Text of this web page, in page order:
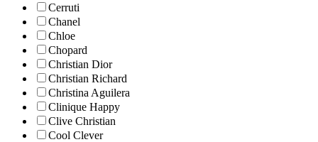
Cerruti
Chanel
Chloe
Chopard
Christian Dior
Christian Richard
Christina Aguilera
Clinique Happy
Clive Christian
Cool Clever